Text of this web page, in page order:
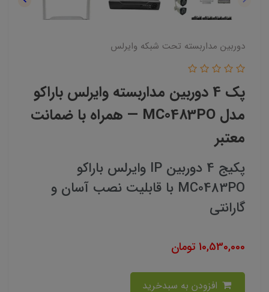
دوربین مداربسته تحت شبکه وایرلس
پک 4 دوربین مداربسته وایرلس باراکو
مدل MC0483PO — همراه با ضمانت
معتبر
پکیج 4 دوربین IP وایرلس باراکو
MC0483PO با قابلیت نصب آسان و
گارانتی
10,530,000 تومان